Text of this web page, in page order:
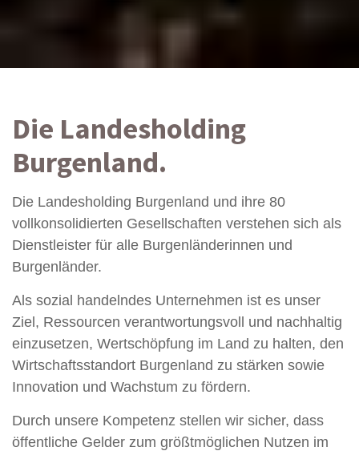
Die Landesholding
Burgenland.
Die Landesholding Burgenland und ihre 80
vollkonsolidierten Gesellschaften verstehen sich als
Dienstleister für alle Burgenländerinnen und
Burgenländer.
Als sozial handelndes Unternehmen ist es unser
Ziel, Ressourcen verantwortungsvoll und nachhaltig
einzusetzen, Wertschöpfung im Land zu halten, den
Wirtschaftsstandort Burgenland zu stärken sowie
Innovation und Wachstum zu fördern.
Durch unsere Kompetenz stellen wir sicher, dass
öffentliche Gelder zum größtmöglichen Nutzen im